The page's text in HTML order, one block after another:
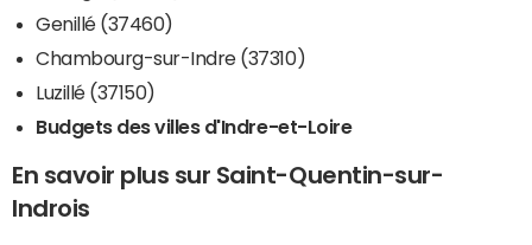
Genillé (37460)
Chambourg-sur-Indre (37310)
Luzillé (37150)
Budgets des villes d'Indre-et-Loire
En savoir plus sur Saint-Quentin-sur-
Indrois